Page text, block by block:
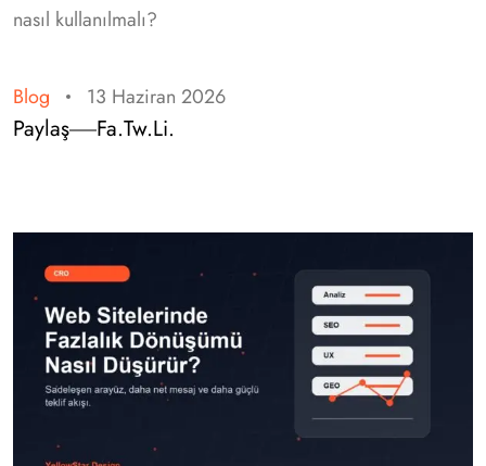
nasıl kullanılmalı?
Blog 13 Haziran 2026
Paylaş Fa.Tw.Li.